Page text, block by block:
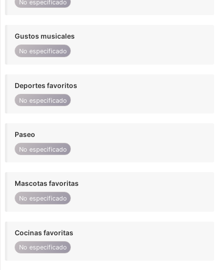
No especificado
Gustos musicales
No especificado
Deportes favoritos
No especificado
Paseo
No especificado
Mascotas favoritas
No especificado
Cocinas favoritas
No especificado